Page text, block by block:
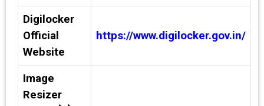
Digilocker
Official
Website
https://www.digilocker.gov.in/
Image
Resizer